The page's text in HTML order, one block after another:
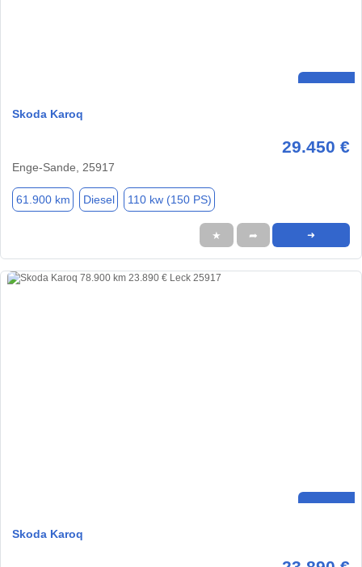
Skoda Karoq
29.450 €
Enge-Sande, 25917
61.900 km Diesel 110 kw (150 PS)
★ ➦ ➜
Skoda Karoq